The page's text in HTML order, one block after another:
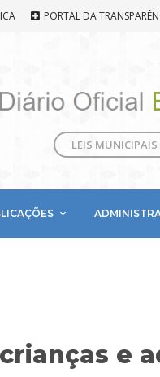
PORTAL DA
LEIS MUNICIPAIS
e